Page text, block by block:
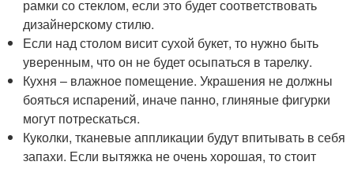
рамки со стеклом, если это будет соответствовать
дизайнерскому стилю.
Если над столом висит сухой букет, то нужно быть
уверенным, что он не будет осыпаться в тарелку.
Кухня – влажное помещение. Украшения не должны
бояться испарений, иначе панно, глиняные фигурки
могут потрескаться.
Куколки, тканевые аппликации будут впитывать в себя
запахи. Если вытяжка не очень хорошая, то стоит